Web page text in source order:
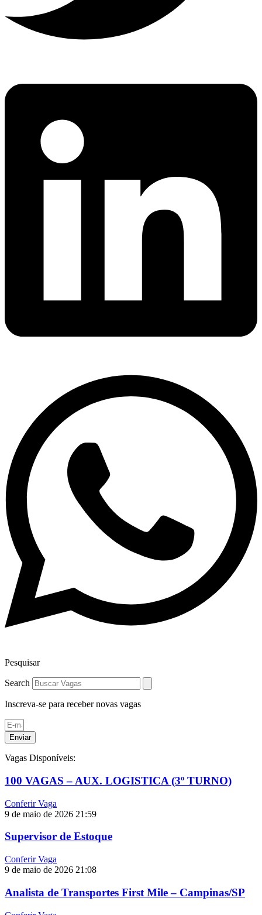
Pesquisar
Search
Inscreva-se para receber novas vagas
Enviar
Vagas Disponíveis:
100 VAGAS – AUX. LOGISTICA (3º TURNO)
Conferir Vaga
9 de maio de 2026 21:59
Supervisor de Estoque
Conferir Vaga
9 de maio de 2026 21:08
Analista de Transportes First Mile – Campinas/SP